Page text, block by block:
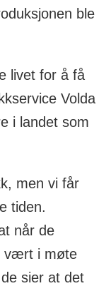
ble
livet for å få
Volda
i landet som
men vi får
tiden.
når de
vært i møte
sier at det